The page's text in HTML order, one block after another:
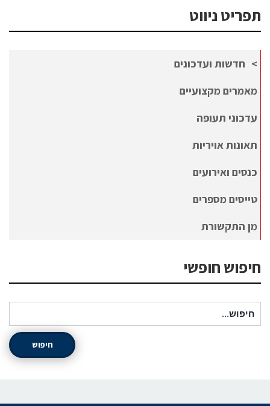
תפריט ניווט
חדשות ועדכונים
מאמרים מקצועיים
עדכוני תעופה
תאונות אויריות
כנסים ואירועים
טייסים מספרים
מן התקשורת
חיפוש חופשי
חיפוש